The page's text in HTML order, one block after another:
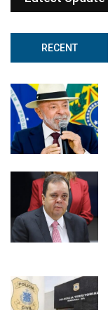
RECENT